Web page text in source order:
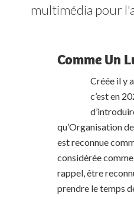
multimédia pour
Comme Un
Créée il y
c’est en
qu’Organisation
est reconnue
considérée
rappel, être
prendre le temps